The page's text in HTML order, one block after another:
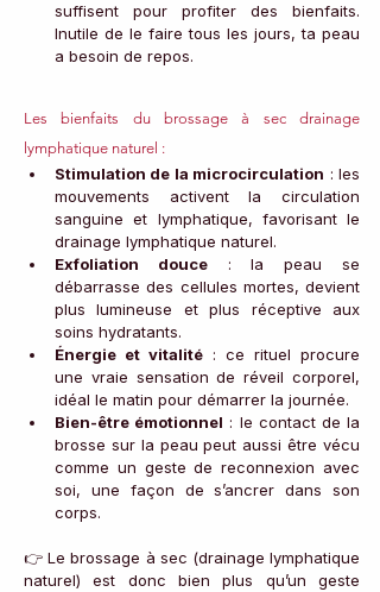
suffisent pour profiter des bienfaits.
Inutile de le faire tous les jours, ta peau
a besoin de repos.
Les bienfaits du brossage à sec drainage
lymphatique naturel :
Stimulation de la microcirculation : les
mouvements activent la circulation
sanguine et lymphatique, favorisant le
drainage lymphatique naturel.
Exfoliation douce : la peau se
débarrasse des cellules mortes, devient
plus lumineuse et plus réceptive aux
soins hydratants.
Énergie et vitalité : ce rituel procure
une vraie sensation de réveil corporel,
idéal le matin pour démarrer la journée.
Bien-être émotionnel : le contact de la
brosse sur la peau peut aussi être vécu
comme un geste de reconnexion avec
soi, une façon de s’ancrer dans son
corps.
👉 Le brossage à sec (drainage lymphatique
naturel) est donc bien plus qu’un geste